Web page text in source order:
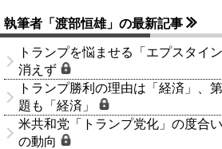
執筆者「渡部恒雄」の最新記事
トランプを悩ませる「エプスタイ
消えず
トランプ勝利の理由は「経済」、
題も「経済」
米共和党「トランプ党化」の度合
の動向